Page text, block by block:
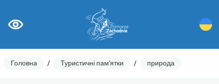
Головна / Туристичні пам'ятки / природа